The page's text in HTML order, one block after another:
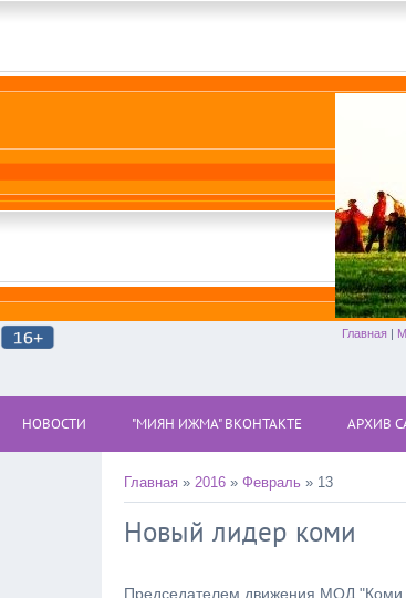
Главная |
НОВОСТИ "МИЯН ИЖМА" ВКОНТАКТЕ АРХИВ
Главная » 2016 » Февраль » 13
Новый лидер коми
Председателем движения МОД "Коми